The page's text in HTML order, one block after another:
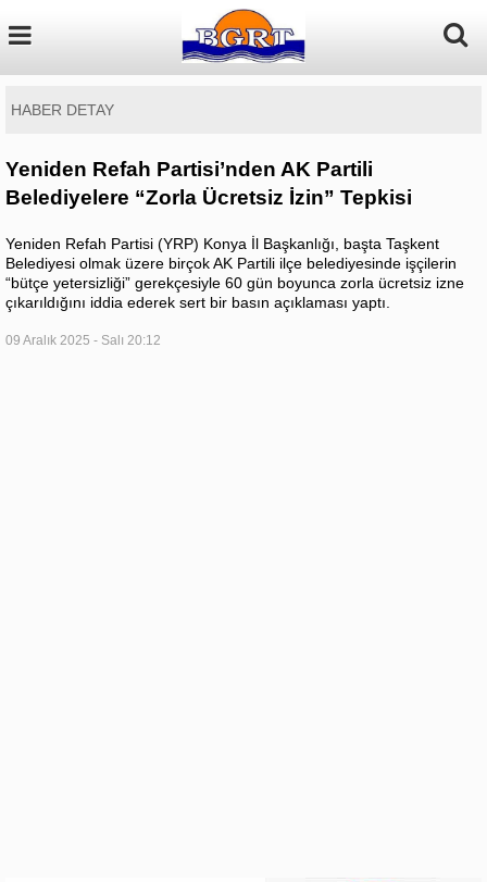
HABER DETAY
Yeniden Refah Partisi’nden AK Partili
Belediyelere “Zorla Ücretsiz İzin” Tepkisi
Yeniden Refah Partisi (YRP) Konya İl Başkanlığı, başta Taşkent
Belediyesi olmak üzere birçok AK Partili ilçe belediyesinde işçilerin
“bütçe yetersizliği” gerekçesiyle 60 gün boyunca zorla ücretsiz izne
çıkarıldığını iddia ederek sert bir basın açıklaması yaptı.
09 Aralık 2025 - Salı 20:12